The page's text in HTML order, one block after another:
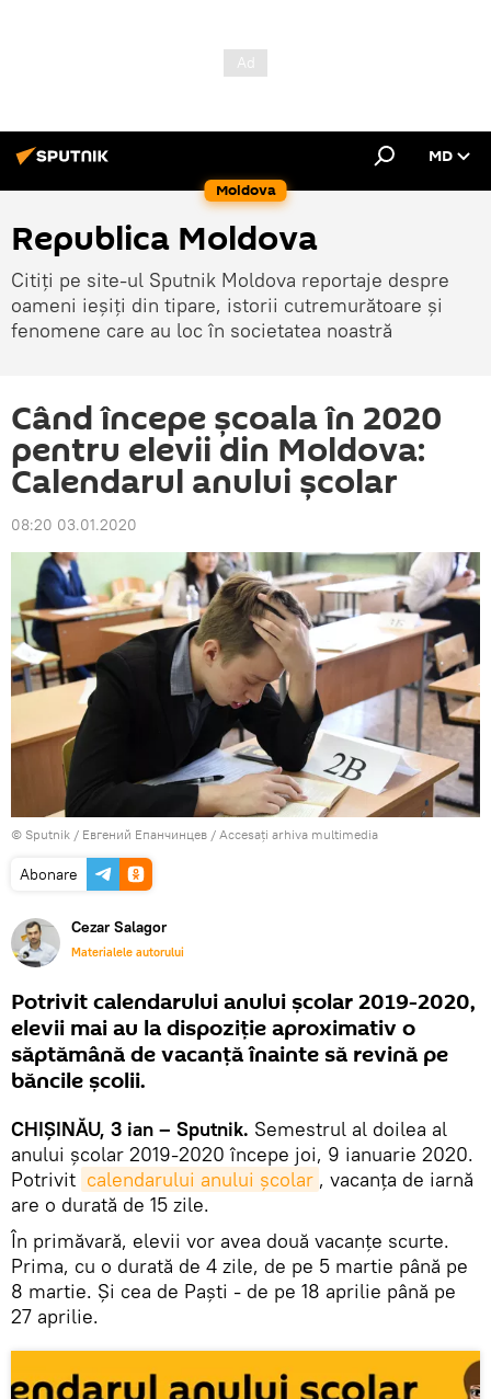
Moldova
MD
Republica Moldova
Citiți pe site-ul Sputnik Moldova reportaje despre
oameni ieșiți din tipare, istorii cutremurătoare și
fenomene care au loc în societatea noastră
Când începe școala în 2020
pentru elevii din Moldova:
Calendarul anului școlar
08:20 03.01.2020
© Sputnik / Евгений Епанчинцев / Accesați arhiva multimedia
Abonare
Cezar Salagor
Materialele autorului
Potrivit calendarului anului școlar 2019-2020,
elevii mai au la dispoziție aproximativ o
săptămână de vacanță înainte să revină pe
băncile școlii.
CHIȘINĂU, 3 ian – Sputnik. Semestrul al doilea al
anului școlar 2019-2020 începe joi, 9 ianuarie 2020.
Potrivit calendarului anului școlar , vacanța de iarnă
are o durată de 15 zile.
În primăvară, elevii vor avea două vacanțe scurte.
Prima, cu o durată de 4 zile, de pe 5 martie până pe
8 martie. Și cea de Paști - de pe 18 aprilie până pe
27 aprilie.